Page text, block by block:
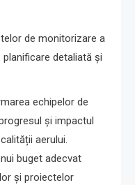
de monitorizare a
detaliată și
echipelor de
și impactul
aerului.
buget adecvat
și proiectelor